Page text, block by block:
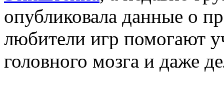
опубликовала данные о
любители игр помогают
головного мозга и даже